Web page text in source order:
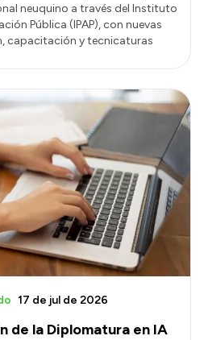
neuquino a través del Instituto
Pública (IPAP), con nuevas
capacitación y tecnicaturas
de la Diplomatura en IA
17 de jul de 2026